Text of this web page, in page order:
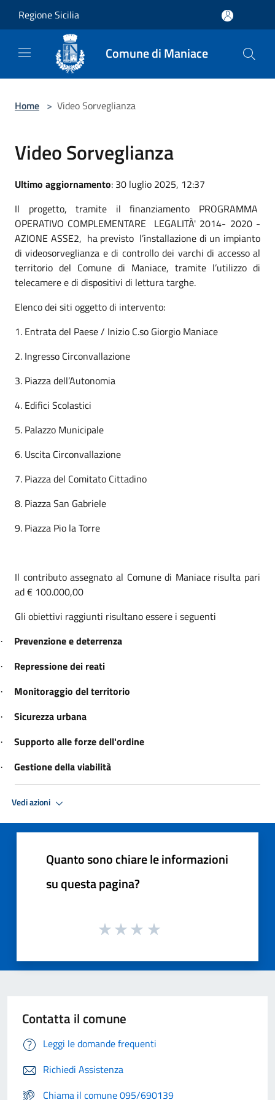
Regione Sicilia
Comune di Maniace
Home > Video Sorveglianza
Video Sorveglianza
Ultimo aggiornamento: 30 luglio 2025, 12:37
Il progetto, tramite il finanziamento PROGRAMMA
OPERATIVO COMPLEMENTARE
LEGALITÀ' 2014- 2020 -
AZIONE ASSE2, ha previsto l’installazione di un impianto
di videosorveglianza e di controllo dei varchi di accesso al
territorio del Comune di Maniace, tramite l’utilizzo di
telecamere e di dispositivi di lettura targhe.
Elenco dei siti oggetto di intervento:
1. Entrata del Paese / Inizio C.so Giorgio Maniace
2. Ingresso Circonvallazione
3. Piazza dell’Autonomia
4. Edifici Scolastici
5. Palazzo Municipale
6. Uscita Circonvallazione
7. Piazza del Comitato Cittadino
8. Piazza San Gabriele
9. Piazza Pio la Torre
Il contributo assegnato al Comune di Maniace risulta pari
ad € 100.000,00
Gli obiettivi raggiunti risultano essere i seguenti
· Prevenzione e deterrenza
· Repressione dei reati
· Monitoraggio del territorio
· Sicurezza urbana
· Supporto alle forze dell'ordine
· Gestione della viabilità
Vedi azioni
Quanto sono chiare le informazioni
su questa pagina?
Contatta il comune
Leggi le domande frequenti
Richiedi Assistenza
Chiama il comune 095/690139